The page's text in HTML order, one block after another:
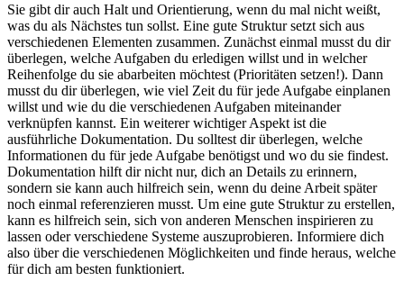
Sie gibt dir auch Halt und Orientierung, wenn du mal nicht weißt,
was du als Nächstes tun sollst. Eine gute Struktur setzt sich aus
verschiedenen Elementen zusammen. Zunächst einmal musst du dir
überlegen, welche Aufgaben du erledigen willst und in welcher
Reihenfolge du sie abarbeiten möchtest (Prioritäten setzen!). Dann
musst du dir überlegen, wie viel Zeit du für jede Aufgabe einplanen
willst und wie du die verschiedenen Aufgaben miteinander
verknüpfen kannst. Ein weiterer wichtiger Aspekt ist die
ausführliche Dokumentation. Du solltest dir überlegen, welche
Informationen du für jede Aufgabe benötigst und wo du sie findest.
Dokumentation hilft dir nicht nur, dich an Details zu erinnern,
sondern sie kann auch hilfreich sein, wenn du deine Arbeit später
noch einmal referenzieren musst. Um eine gute Struktur zu erstellen,
kann es hilfreich sein, sich von anderen Menschen inspirieren zu
lassen oder verschiedene Systeme auszuprobieren. Informiere dich
also über die verschiedenen Möglichkeiten und finde heraus, welche
für dich am besten funktioniert.